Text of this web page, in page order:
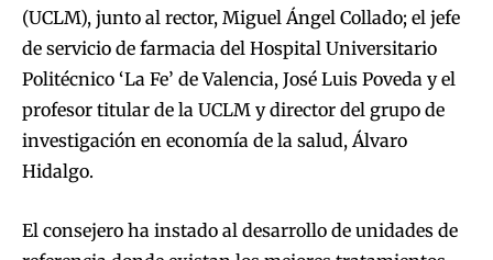
(UCLM), junto al rector, Miguel Ángel Collado; el jefe
de servicio de farmacia del Hospital Universitario
Politécnico ‘La Fe’ de Valencia, José Luis Poveda y el
profesor titular de la UCLM y director del grupo de
investigación en economía de la salud, Álvaro
Hidalgo.
El consejero ha instado al desarrollo de unidades de